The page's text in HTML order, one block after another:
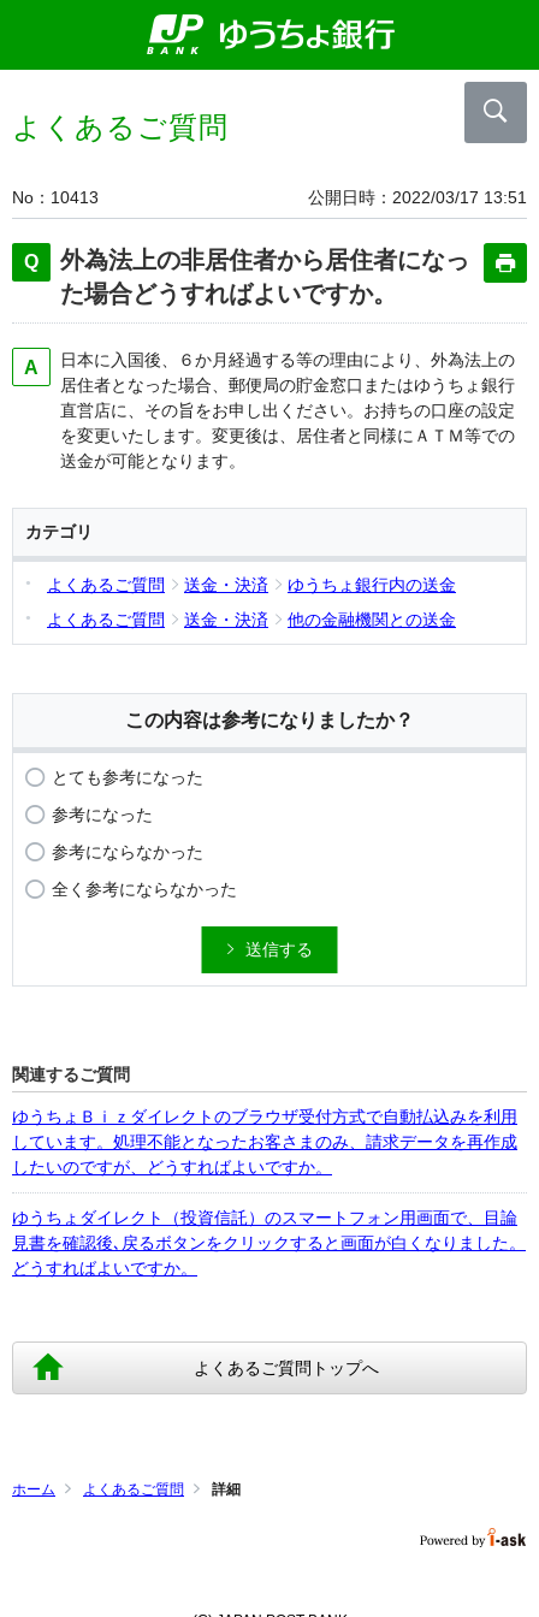
よくあるご質問
No 10413 公開日時 2022/03/17 13:51
外為法上の非居住者から居住者になっ
た場合どうすればよいですか。
日本に入国後、６か月経過する等の理由により、外為法上の
居住者となった場合、郵便局の貯金窓口またはゆうちょ銀行
直営店に、その旨をお申し出ください。お持ちの口座の設定
を変更いたします。変更後は、居住者と同様にＡＴＭ等での
送金が可能となります。
カテゴリ
よくあるご質問 送金・決済
ゆうちょ銀行内の送金
よくあるご質問
送金・決済 他の金融機関との送金
この内容は参考になりましたか？
とても参考になった
参考になった
参考にならなかった
全く参考にならなかった
送信する
関連するご質問
ゆうちょＢｉｚダイレクトのブラウザ受付方式で自動払込みを利用
しています。処理不能となったお客さまのみ、請求データを再作成
したいのですが、どうすればよいですか。
ゆうちょダイレクト（投資信託）のスマートフォン用画面で、目論
見書を確認後､戻るボタンをクリックすると画面が白くなりました。
どうすればよいですか。
よくあるご質問トップへ
ホーム よくあるご質問 詳細